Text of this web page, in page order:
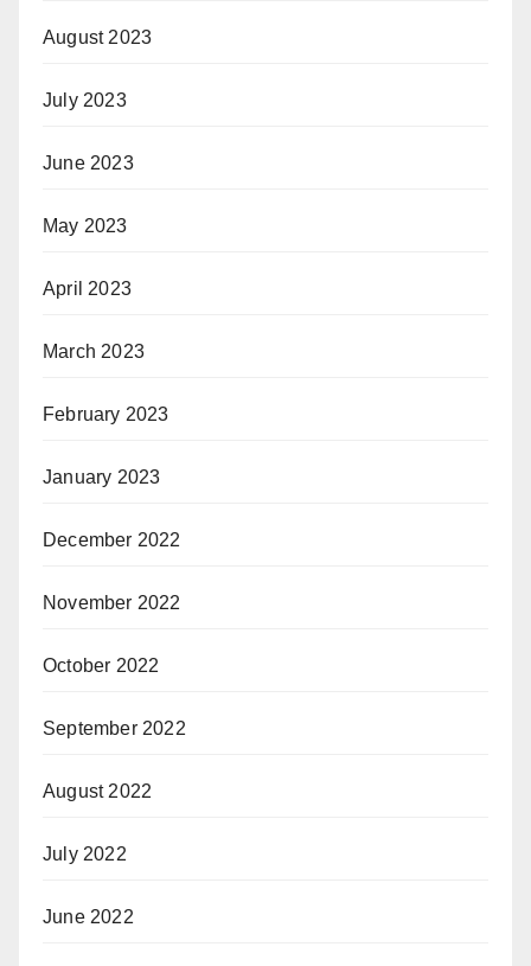
August 2023
July 2023
June 2023
May 2023
April 2023
March 2023
February 2023
January 2023
December 2022
November 2022
October 2022
September 2022
August 2022
July 2022
June 2022